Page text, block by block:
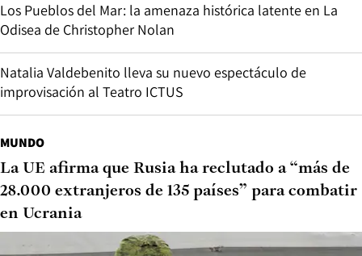
Los Pueblos del Mar: la amenaza histórica latente en La
Odisea de Christopher Nolan
Natalia Valdebenito lleva su nuevo espectáculo de
improvisación al Teatro ICTUS
MUNDO
La UE afirma que Rusia ha reclutado a “más de
28.000 extranjeros de 135 países” para combatir
en Ucrania